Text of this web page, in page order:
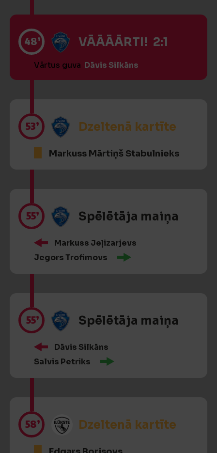
48’ VĀĀĀĀRTI! 2:1
Vārtus guva Dāvis Silkāns
53’ Dzeltenā kartīte
Markuss Mārtiņš Stabulnieks
55’ Spēlētāja maiņa
Markuss Jeļizarjevs
Jegors Trofimovs
55’ Spēlētāja maiņa
Dāvis Silkāns
Salvis Petriks
58’ Dzeltenā kartīte